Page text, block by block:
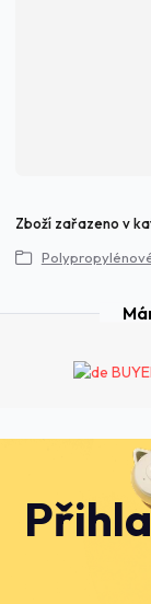
Zboží zařazeno v